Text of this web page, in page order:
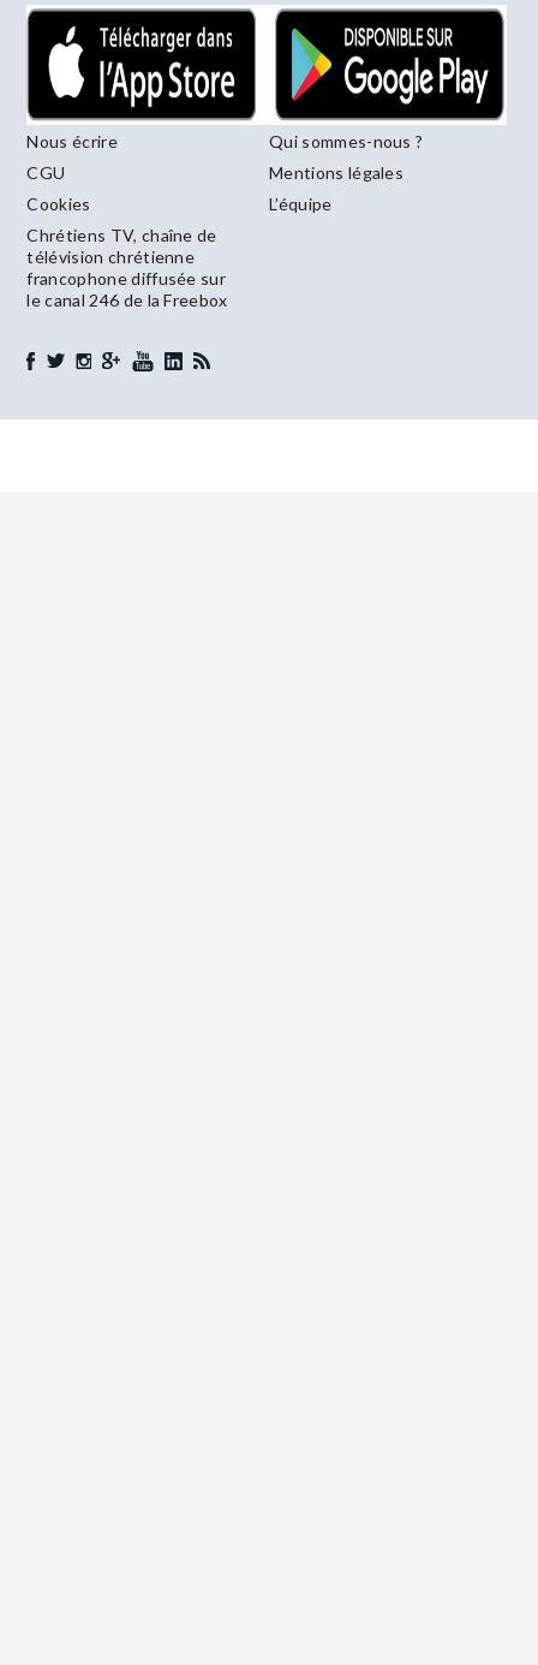
Nous écrire
Qui sommes-nous ?
CGU
Mentions légales
Cookies
L’équipe
Chrétiens TV, chaîne de
télévision chrétienne
francophone diffusée sur
le canal 246 de la Freebox